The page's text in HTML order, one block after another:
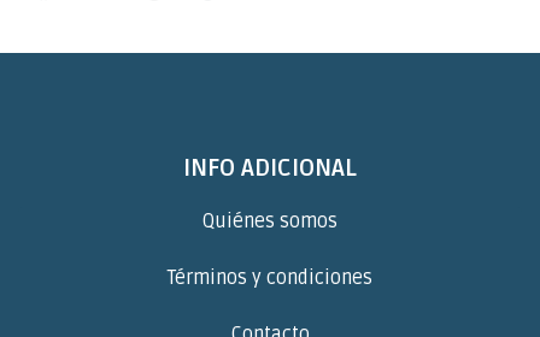
INFO ADICIONAL
Quiénes somos
Términos y condiciones